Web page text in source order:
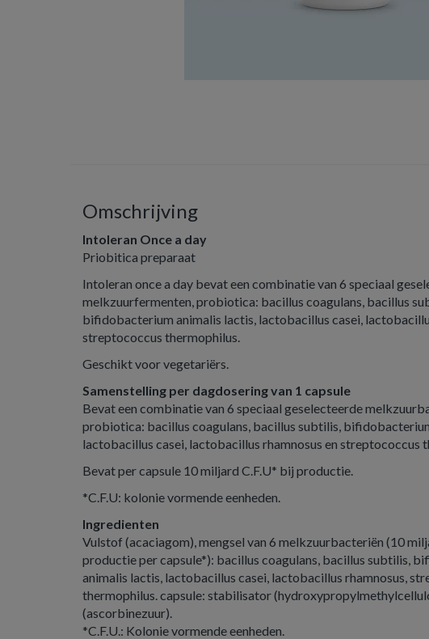
Omschrijving
Intoleran Once a day
Priobitica preparaat
Intoleran once a day bevat een combinatie van 6 speciaal
melkzuurfermenten, probiotica: bacillus coagulans, bacillus
bifidobacterium animalis lactis, lactobacillus casei,
streptococcus thermophilus.
Geschikt voor vegetariërs.
Samenstelling per dagdosering van 1 capsule
Bevat een combinatie van 6 speciaal geselecteerde
probiotica: bacillus coagulans, bacillus subtilis,
lactobacillus casei, lactobacillus rhamnosus en streptococcus
Bevat per capsule 10 miljard C.F.U* bij productie.
*C.F.U: kolonie vormende eenheden.
Ingredienten
Vulstof (acaciagom), mengsel van 6 melkzuurbacteriën (10
productie per capsule*): bacillus coagulans, bacillus subtilis,
animalis lactis, lactobacillus casei, lactobacillus rhamnosus,
thermophilus. capsule: stabilisator
(ascorbinezuur).
*C.F.U.: Kolonie vormende eenheden.